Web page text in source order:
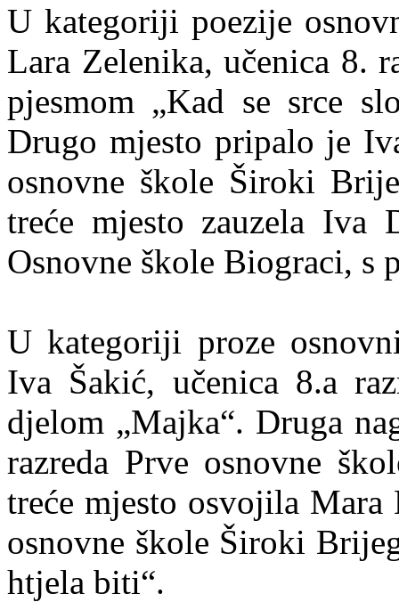
U kategoriji poezije
Lara Zelenika, učenica 8.
pjesmom „Kad se srce
Drugo mjesto pripalo je
osnovne škole Široki
treće mjesto zauzela Iva
Osnovne škole Biograci, s
U kategoriji proze
Iva Šakić, učenica 8.a
djelom „Majka“. Druga
razreda Prve osnovne
treće mjesto osvojila Mara
osnovne škole Široki
htjela biti“.